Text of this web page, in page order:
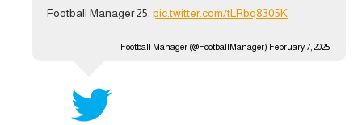
Football Manager 25. pic.twitter.com/tLRbq8305K
— Football Manager (@FootballManager)
February 7, 2025